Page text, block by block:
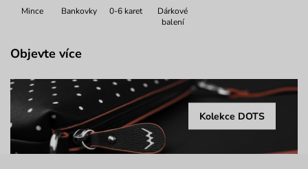
Mince Bankovky 0-6 karet
Dárkové
balení
Objevte více
Kolekce DOTS